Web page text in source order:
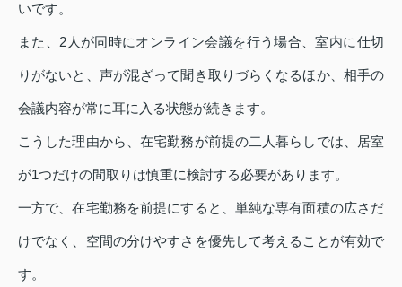
いです。
また、2人が同時にオンライン会議を行う場合、室内に仕切
りがないと、声が混ざって聞き取りづらくなるほか、相手の
会議内容が常に耳に入る状態が続きます。
こうした理由から、在宅勤務が前提の二人暮らしでは、居室
が1つだけの間取りは慎重に検討する必要があります。
一方で、在宅勤務を前提にすると、単純な専有面積の広さだ
けでなく、空間の分けやすさを優先して考えることが有効で
す。